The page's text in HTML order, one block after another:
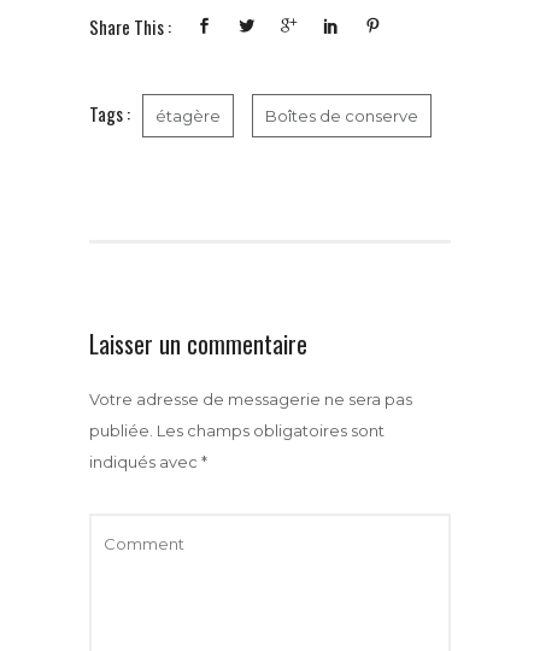
b
t
t
a
Share This :
Tags : étagère Boîtes de conserve
Laisser un commentaire
Votre adresse de messagerie ne sera pas
publiée. Les champs obligatoires sont
indiqués avec *